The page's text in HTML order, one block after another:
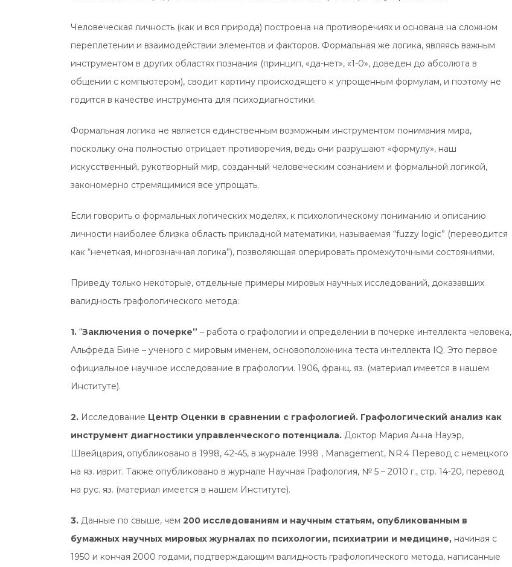
Человеческая личность (как и вся природа) построена на противоречиях и основана на сложном
переплетении и взаимодействии элементов и факторов. Формальная же логика, являясь важным
инструментом в других областях познания (принцип, «да-нет», «1-0», доведен до абсолюта в
общении с компьютером), сводит картину происходящего к упрощенным формулам, и поэтому не
годится в качестве инструмента для психодиагностики.
Формальная логика не является единственным возможным инструментом понимания мира,
поскольку она полностью отрицает противоречия, ведь они разрушают «формулу», наш
искусственный, рукотворный мир, созданный человеческим сознанием и формальной логикой,
закономерно стремящимися все упрощать.
Если говорить о формальных логических моделях, к психологическому пониманию и описанию
личности наиболее близка область прикладной математики, называемая “fuzzy logic” (переводится
как “нечеткая, многозначная логика”), позволяющая оперировать промежуточными состояниями.
Приведу только некоторые, отдельные примеры мировых научных исследований, доказавших
валидность графологического метода:
1. “Заключения о почерке” – работа о графологии и определении в почерке интеллекта человека,
Альфреда Бине – ученого с мировым именем, основоположника теста интеллекта IQ. Это первое
официальное научное исследование в графологии. 1906, франц. яз. (материал имеется в нашем
Институте).
2. Исследование Центр Оценки в сравнении с графологией. Графологический анализ как
инструмент диагностики управленческого потенциала. Доктор Мария Анна Науэр,
Швейцария, опубликовано в 1998, 42-45, в журнале 1998 , Мanagement, NR.4 Перевод с немецкого
на яз. иврит. Также опубликовано в журнале Научная Графология, № 5 – 2010 г., стр. 14-20, перевод
на рус. яз. (материал имеется в нашем Институте).
3. Данные по свыше, чем 200 исследованиям и научным статьям, опубликованным в
бумажных научных мировых журналах по психологии, психиатрии и медицине, начиная с
1950 и кончая 2000 годами, подтверждающим валидность графологического метода, написанные